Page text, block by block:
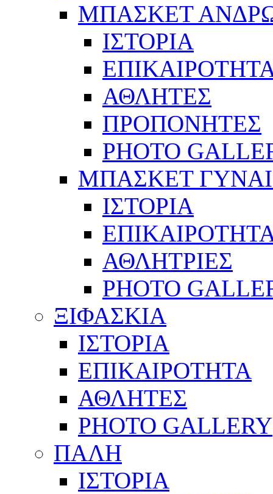
ΜΠΑΣΚΕΤ
ΙΣΤΟΡΙΑ
ΑΘΛΗΤΕΣ
ΠΡΟΠΟΝΗΤΕΣ
PHOTO
ΜΠΑΣΚΕΤ
ΙΣΤΟΡΙΑ
ΑΘΛΗΤΡΙΕΣ
PHOTO
ΞΙΦΑΣΚΙΑ
ΙΣΤΟΡΙΑ
ΕΠΙΚΑΙΡΟΤΗΤΑ
ΑΘΛΗΤΕΣ
PHOTO GALLERY
ΠΑΛΗ
ΙΣΤΟΡΙΑ